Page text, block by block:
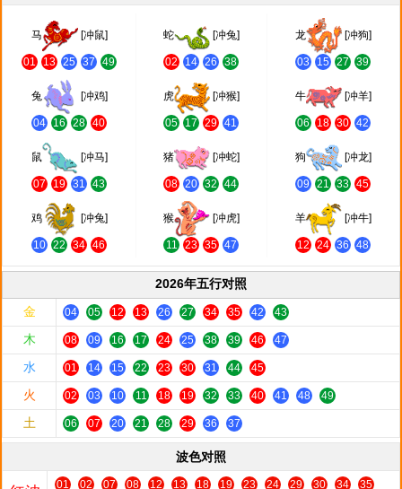
马 [冲鼠]
01 13 25 37 49
蛇 [冲兔]
02 14 26 38
龙 [冲狗]
03 15 27 39
兔 [冲鸡]
04 16 28 40
虎 [冲猴]
05 17 29 41
牛 [冲羊]
06 18 30 42
鼠 [冲马]
07 19 31 43
猪 [冲蛇]
08 20 32 44
狗 [冲龙]
09 21 33 45
鸡 [冲兔]
10 22 34 46
猴 [冲虎]
11 23 35 47
羊 [冲牛]
12 24 36 48
2026年五行对照
金
04 05 12 13 26 27 34 35 42 43
木 08 09 16 17 24 25 38 39 46 47
水 01 14 15 22 23 30 31 44 45
火 02 03 10 11 18 19 32 33 40 41 48 49
土 06 07 20 21 28 29 36 37
波色对照
01 02 07 08 12 13 18 19 23 24 29 30 34
35